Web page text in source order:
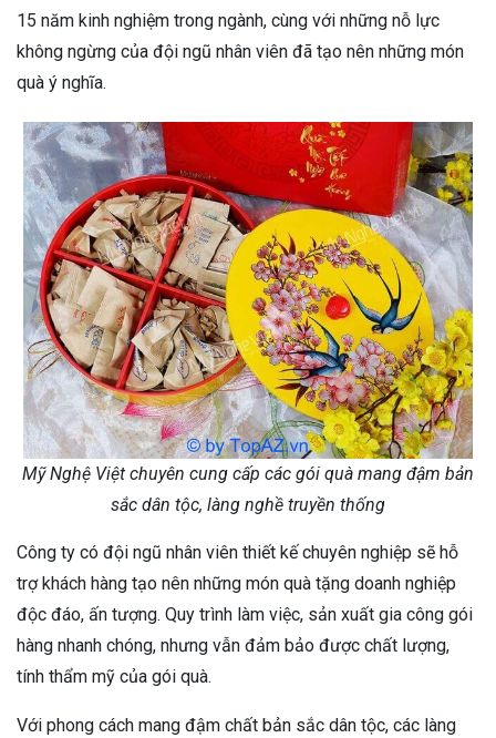
15 năm kinh nghiệm trong ngành, cùng với những nỗ lực
không ngừng của đội ngũ nhân viên đã tạo nên những món
quà ý nghĩa.
Mỹ Nghệ Việt chuyên cung cấp các gói quà mang đậm bản
sắc dân tộc, làng nghề truyền thống
Công ty có đội ngũ nhân viên thiết kế chuyên nghiệp sẽ hỗ
trợ khách hàng tạo nên những món quà tặng doanh nghiệp
độc đáo, ấn tượng. Quy trình làm việc, sản xuất gia công gói
hàng nhanh chóng, nhưng vẫn đảm bảo được chất lượng,
tính thẩm mỹ của gói quà.
Với phong cách mang đậm chất bản sắc dân tộc, các làng